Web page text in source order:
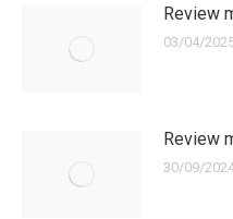
Review
03/04/
Review
30/09/